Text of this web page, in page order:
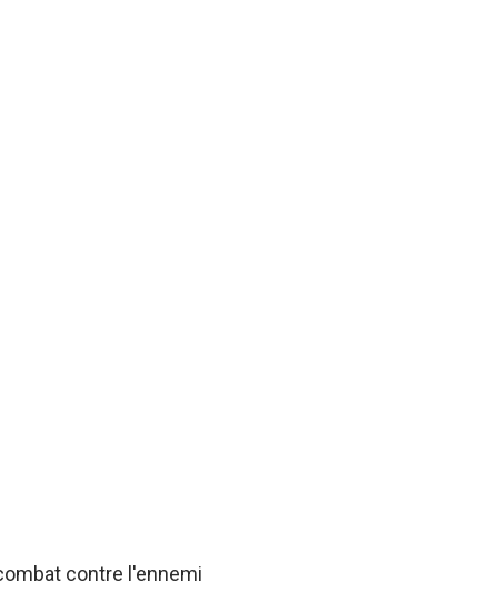
contre l'ennemi